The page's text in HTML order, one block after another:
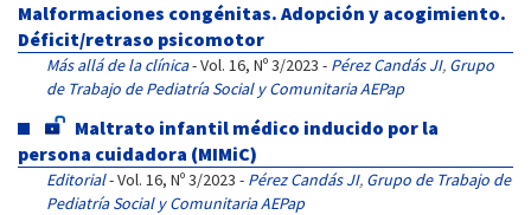
Malformaciones congénitas. Adopción y acogimiento.
Déficit/retraso psicomotor
Más allá de la clínica- Vol. 16, Nº 3/2023 - Pérez Candás JI, Grupo
de Trabajo de Pediatría Social y Comunitaria AEPap
Maltrato infantil médico inducido por la
persona cuidadora (MIMiC)
Editorial- Vol. 16, Nº 3/2023 - Pérez Candás JI, Grupo de Trabajo de
Pediatría Social y Comunitaria AEPap